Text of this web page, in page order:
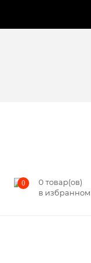
0 0 товар(ов)
в избранном